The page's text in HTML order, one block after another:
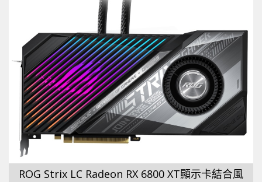
ROG Strix LC Radeon RX 6800 XT顯示卡結合風